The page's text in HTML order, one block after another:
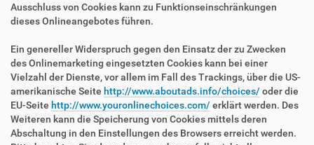
Ausschluss von Cookies kann zu Funktionseinschränkungen
dieses Onlineangebotes führen.
Ein genereller Widerspruch gegen den Einsatz der zu Zwecken
des Onlinemarketing eingesetzten Cookies kann bei einer
Vielzahl der Dienste, vor allem im Fall des Trackings, über die US-
amerikanische Seite http://www.aboutads.info/choices/ oder die
EU-Seite http://www.youronlinechoices.com/ erklärt werden. Des
Weiteren kann die Speicherung von Cookies mittels deren
Abschaltung in den Einstellungen des Browsers erreicht werden.